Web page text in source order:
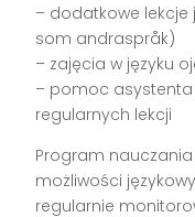
– dodatkowe lekcje
som andraspråk)
– zajęcia w języku
– pomoc
regularnych lekcji
Program
możliwości
regularnie